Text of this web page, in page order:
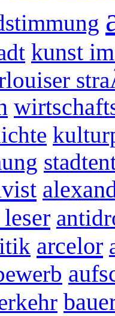
kunst
arcelor